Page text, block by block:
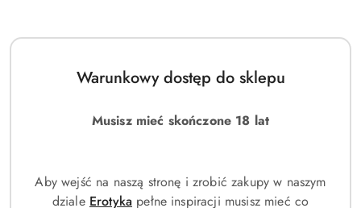
Warunkowy dostęp do sklepu
Musisz mieć skończone 18 lat
Aby wejść na naszą stronę i zrobić zakupy w naszym
dziale Erotyka pełne inspiracji musisz mieć co